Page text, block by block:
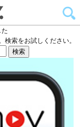
索をお試しください。
検索